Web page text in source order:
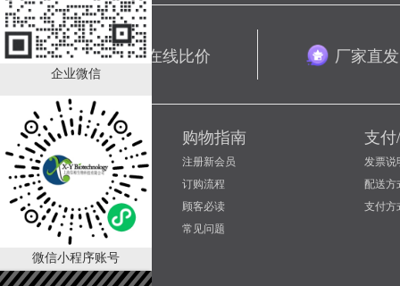
企业微信
微信小程序账号
品类齐全 在线比价 厂家直
新手上路
如何成为会员
会员等级折扣
联系客服
购物指南
注册新会员
订购流程
顾客必读
常见问题
支
发票说
配送方
支付方